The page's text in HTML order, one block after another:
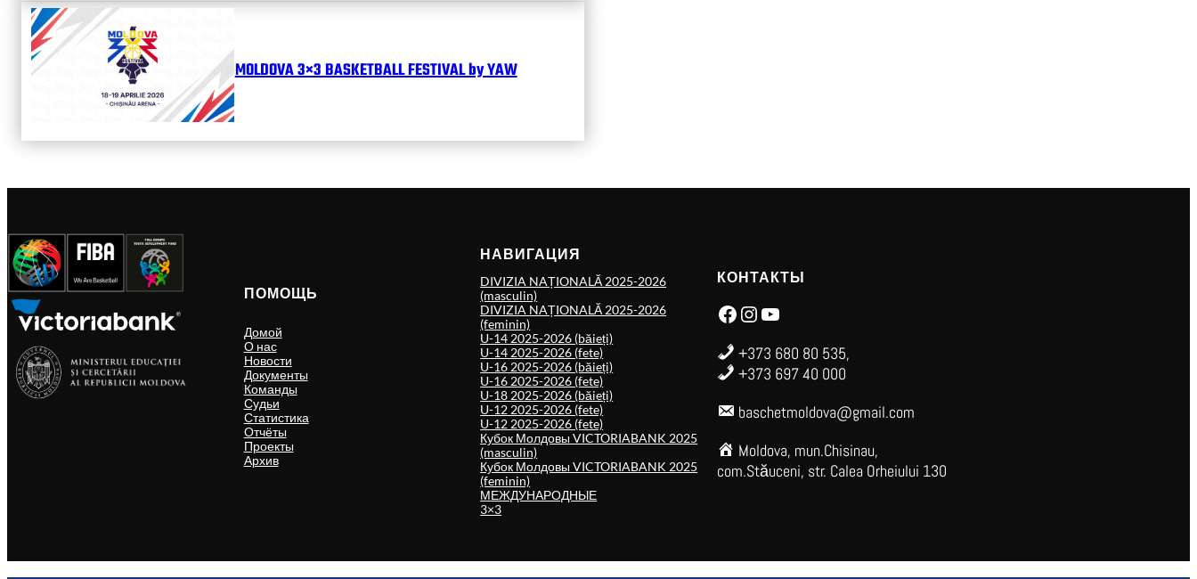
MOLDOVA 3×3 BASKETBALL FESTIVAL by YAW
ПОМОЩЬ
Домой
О нас
Новости
Документы
Команды
Судьи
Статистика
Отчёты
Проекты
Архив
НАВИГАЦИЯ
DIVIZIA NAȚIONALĂ 2025-2026
(masculin)
DIVIZIA NAȚIONALĂ 2025-2026
(feminin)
U-14 2025-2026 (băieți)
U-14 2025-2026 (fete)
U-16 2025-2026 (băieți)
U-16 2025-2026 (fete)
U-18 2025-2026 (băieți)
U-12 2025-2026 (fete)
U-12 2025-2026 (fete)
Кубок Молдовы VICTORIABANK 2025
(masculin)
Кубок Молдовы VICTORIABANK 2025
(feminin)
МЕЖДУНАРОДНЫЕ
3×3
КОНТАКТЫ
Facebook Instagram YouTube
+373 680 80 535,
+373 697 40 000
baschetmoldova@gmail.com
Moldova, mun.Chisinau,
com.Stăuceni, str. Calea Orheiului 130